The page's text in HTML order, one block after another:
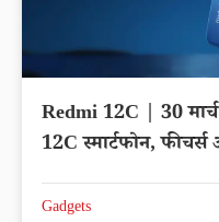
Redmi 12C | 30 मार्च
12C स्मार्टफोन,
Gadgets